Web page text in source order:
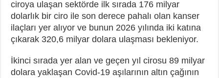
ciroya ulaşan sektörde ilk sırada 176 milyar
dolarlık bir ciro ile son derece pahalı olan kanser
ilaçları yer alıyor ve bunun 2026 yılında iki katına
çıkarak 320,6 milyar dolara ulaşması bekleniyor.
İkinci sırada yer alan ve geçen yıl cirosu 89 milyar
dolara yaklaşan Covid-19 aşılarının altın çağının